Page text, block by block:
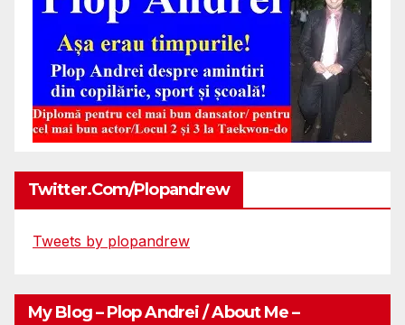
Twitter.com/plopandrew
Tweets by plopandrew
My Blog – Plop Andrei / About Me –